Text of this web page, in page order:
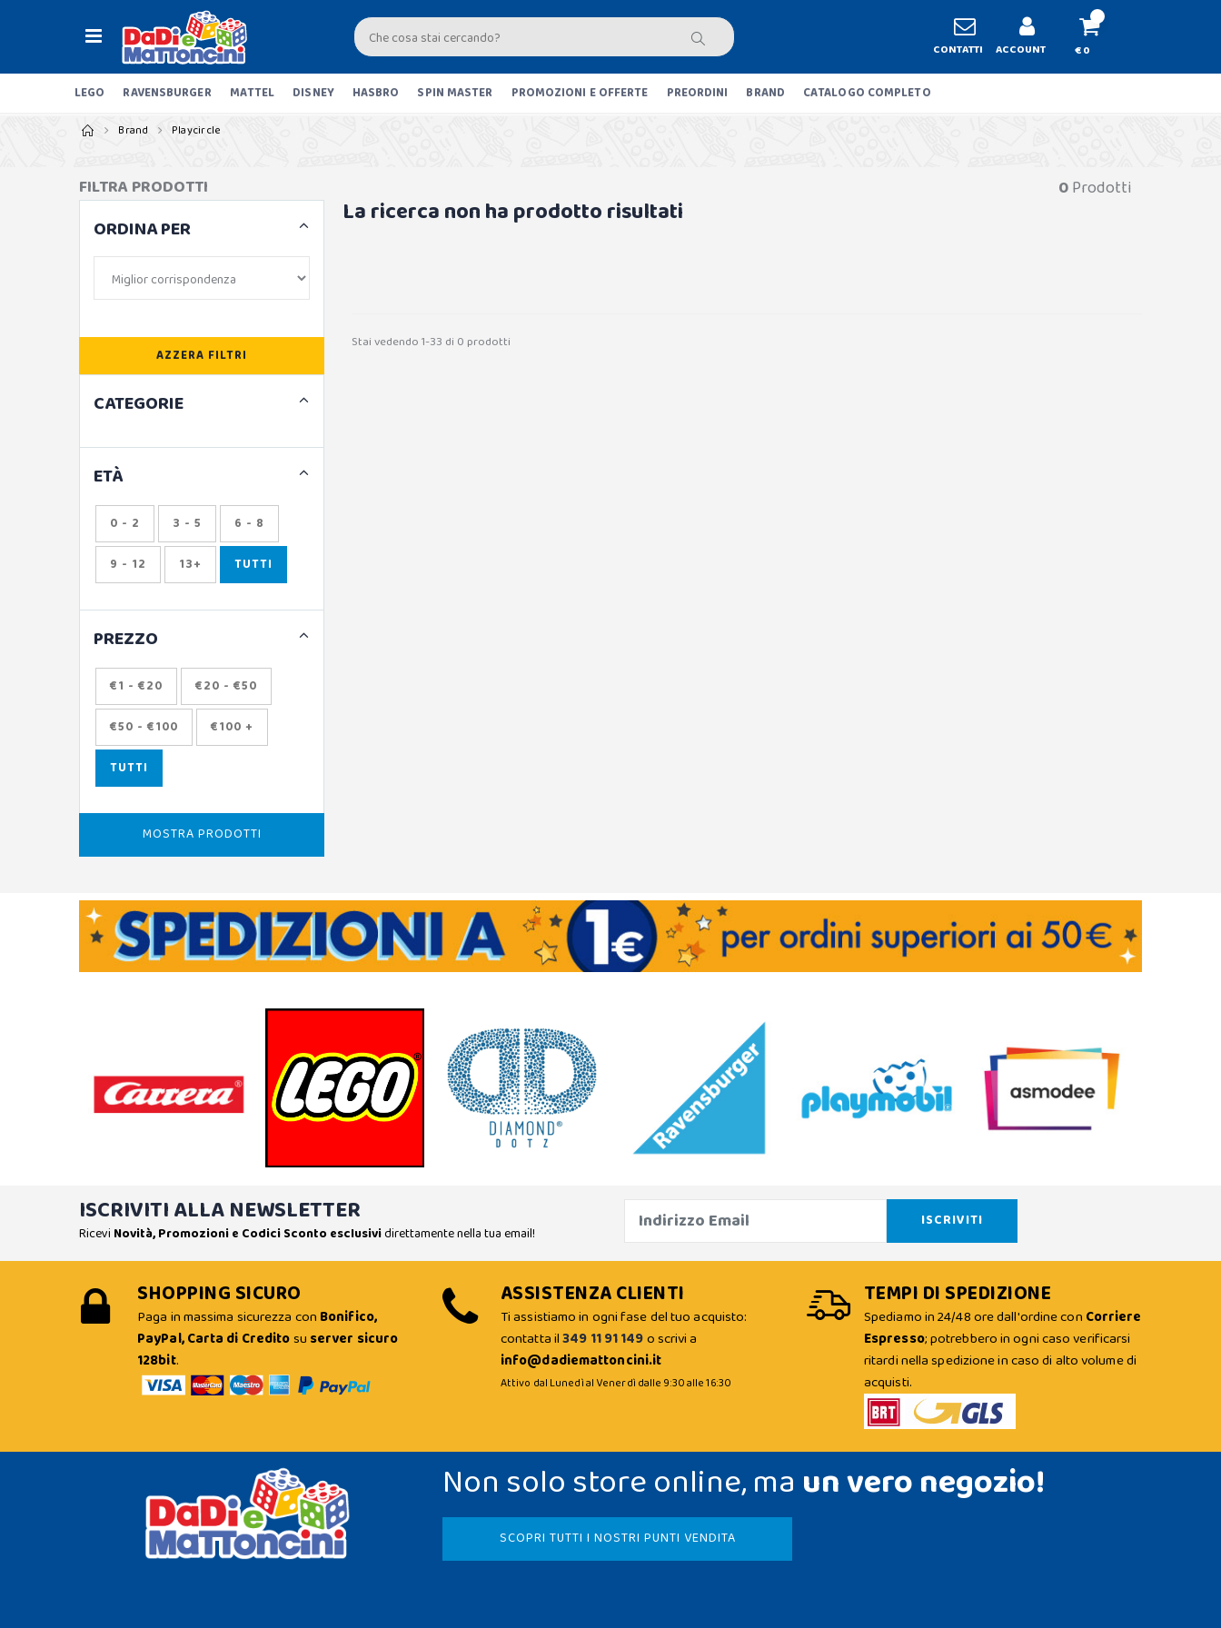
CONTATTI ACCOUNT € 0
LEGO RAVENSBURGER MATTEL DISNEY HASBRO SPIN MASTER PROMOZIONI E OFFERTE PREORDINI BRAND CATALOGO COMPLETO
Brand Playcircle
0Prodotti
La ricerca non ha prodotto risultati
Stai vedendo 1-33 di 0 prodotti
FILTRA PRODOTTI
ORDINA PER
AZZERA FILTRI
CATEGORIE
ETÀ
0 - 2 3 - 5 6 - 8
9 - 12 13+ TUTTI
PREZZO
€1 - €20 €20 - €50
€50 - €100 €100 +
TUTTI
MOSTRA PRODOTTI
ISCRIVITI ALLA NEWSLETTER
Ricevi Novità, Promozioni e Codici Sconto esclusividirettamente nella tua email!
SHOPPING SICURO
Paga in massima sicurezza con Bonifico,
PayPal, Carta di Creditosu server sicuro
128bit.
ASSISTENZA CLIENTI
Ti assistiamo in ogni fase del tuo acquisto:
contatta il349 11 91 149o scrivi a
info@dadiemattoncini.it
Attivo dal Lunedì al Venerdì dalle 9:30 alle 16:30
TEMPI DI SPEDIZIONE
Spediamo in 24/48 ore dall'ordine con Corriere
Espresso; potrebbero in ogni caso verificarsi
ritardi nella spedizione in caso di alto volume di
acquisti.
Non solo store online, ma un vero negozio!
SCOPRI TUTTI I NOSTRI PUNTI VENDITA